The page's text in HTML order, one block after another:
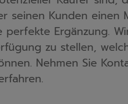
seinen Kunden
perfekte Ergänzung.
zu stellen,
über unsere